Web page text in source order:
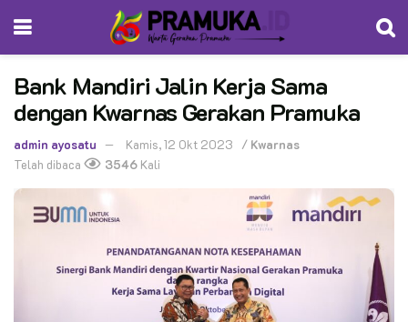
Bank Mandiri Jalin Kerja Sama
dengan Kwarnas Gerakan Pramuka
admin ayosatu Kamis, 12 Okt 2023 / Kwarnas
Telah dibaca
3546 Kali